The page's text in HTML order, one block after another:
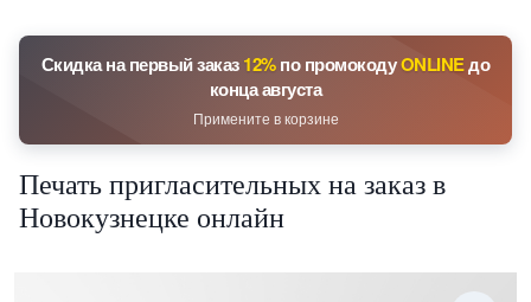
Скидка на первый заказ12%по промокодуONLINEдо
конца августа
Примените в корзине
Печать пригласительных на заказ в
Новокузнецке онлайн